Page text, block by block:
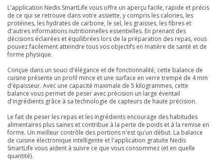
L'application Nedis SmartLife vous offre un aperçu facile, rapide et précis
de ce qui se retrouve dans votre assiette, y compris les calories, les
protéines, les hydrates de carbone, le sel, les graisses, les fibres et
d'autres informations nutritionnelles essentielles. En prenant des
décisions éclairées et équilibrées lors de la préparation des repas, vous
pouvez facilement atteindre tous vos objectifs en matière de santé et de
forme physique.
Conçue dans un souci d'élégance et de fonctionnalité, cette balance de
cuisine présente un profil mince et une surface en verre trempé de 4 mm
d'épaisseur. Avec une capacité maximale de 5 kilogrammes, cette
balance vous permet de peser avec précision un large éventail
d'ingrédients grâce à sa technologie de capteurs de haute précision.
Le fait de peser les repas et les ingrédients encourage des habitudes
alimentaires plus saines et contribue à la perte de poids et à la remise en
forme. Un meilleur contrôle des portions n'est qu'un début. La balance
de cuisine électronique intelligente et l'application gratuite Nedis
SmartLife vous aident à suivre ce que vous consommez (et en quelle
quantité).